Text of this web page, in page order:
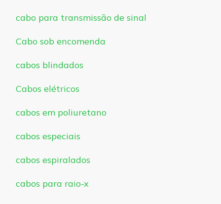
cabo para transmissão de sinal
Cabo sob encomenda
cabos blindados
Cabos elétricos
cabos em poliuretano
cabos especiais
cabos espiralados
cabos para raio-x